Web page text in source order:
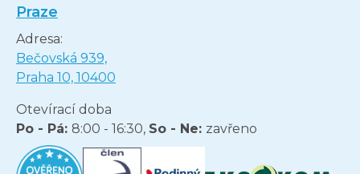
Praze
Adresa:
Bečovská 939,
Praha 10, 10400
Otevírací doba
Po - Pá: 8:00 - 16:30, So - Ne: zavřeno